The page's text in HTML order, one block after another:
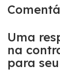
Uma
na
para